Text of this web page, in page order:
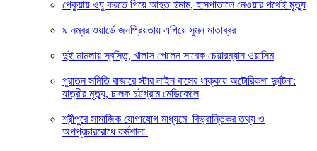
পেকুয়ায় ওযু করতে গিয়ে আহত ইমাম, হাসপাতালে নেওয়ার পথেই মৃত্যু
৯ নম্বর ওয়ার্ডে জনপ্রিয়তায় এগিয়ে সুমন মাতাব্বর
দুই মামলায় স্বস্তি, খালাস পেলেন সাবেক চেয়ারম্যান ওয়াসিম
পুরাতন সমিতি বাজারে স্টার লাইন বাসের ধাক্কায় অটোরিকশা দুর্ঘটনা:
যাত্রীর মৃত্যু, চালক চট্টগ্রাম মেডিকেলে
শ্রীপুরে সামাজিক যোগাযোগ মাধ্যমে বিভ্রান্তিকর তথ্য ও
অপপ্রচাররোধে কর্মশালা